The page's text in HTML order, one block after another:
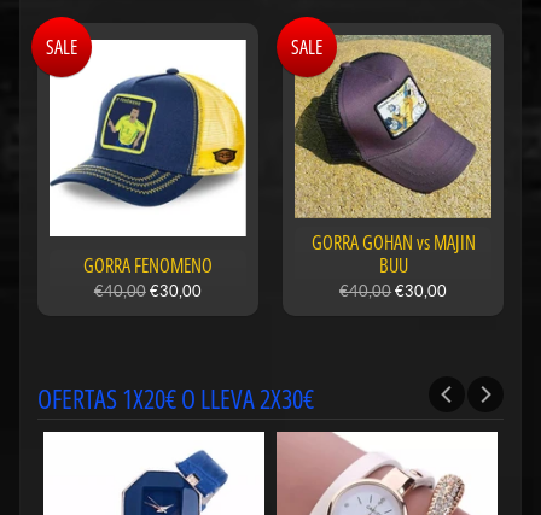
GORRA FENOMENO
€40,00€30,00
SALE
GORRA GOHAN vs MAJIN
BUU
€40,00€30,00
SALE
OFERTAS 1X20€ O LLEVA 2X30€